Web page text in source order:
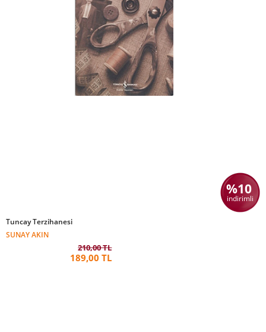
%10
indirimli
Tuncay Terzihanesi
SUNAY AKIN
210,00 TL
189,00 TL